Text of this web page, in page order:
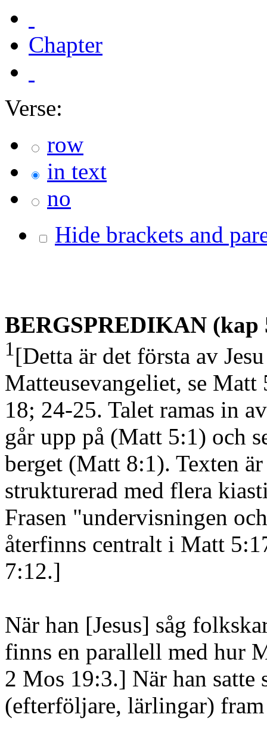
Chapter
Verse:
row
in text
no
Hide brackets and
BERGSPREDIKAN (kap
1[Detta är det första av
Matteusevangeliet, se
18; 24-25. Talet ramas in
går upp på (Matt 5:1) och
berget (Matt 8:1). Texten
strukturerad med flera
Frasen "undervisningen
återfinns centralt i Matt
7:12.]
När han [Jesus] såg
finns en parallell med hur
2 Mos 19:3.] När han satte
(efterföljare, lärlingar)